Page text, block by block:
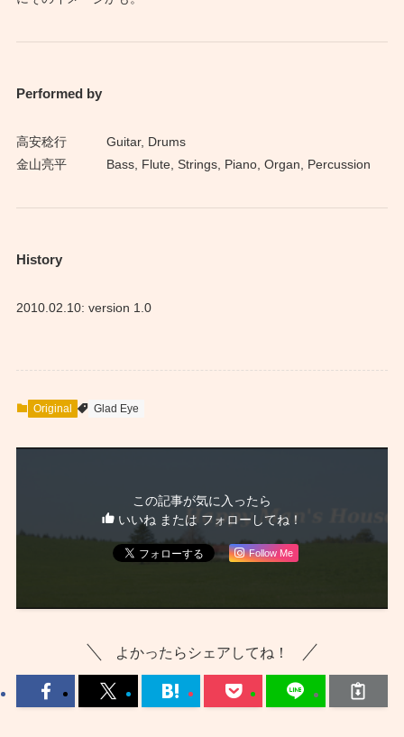
Performed by
高安稔行
Guitar, Drums
金山亮平
Bass, Flute, Strings, Piano, Organ, Percussion
History
2010.02.10: version 1.0
Original Glad Eye
この記事が気に入ったら
いいね または フォローしてね！
Follow Me
よかったらシェアしてね！